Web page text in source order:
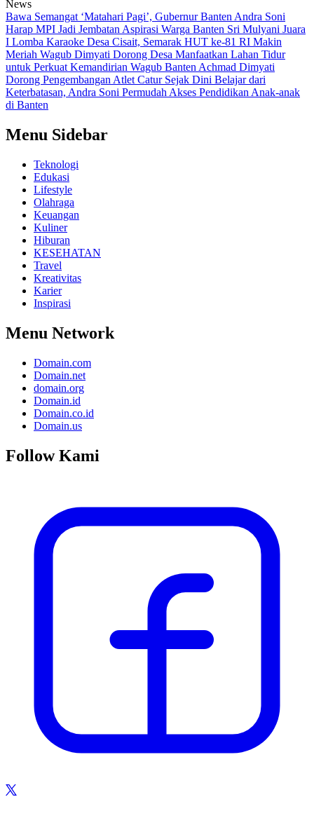
News
Bawa Semangat ‘Matahari Pagi’, Gubernur Banten Andra Soni
Harap MPI Jadi Jembatan Aspirasi Warga Banten Sri Mulyani Juara
I Lomba Karaoke Desa Cisait, Semarak HUT ke-81 RI Makin
Meriah Wagub Dimyati Dorong Desa Manfaatkan Lahan Tidur
untuk Perkuat Kemandirian Wagub Banten Achmad Dimyati
Dorong Pengembangan Atlet Catur Sejak Dini Belajar dari
Keterbatasan, Andra Soni Permudah Akses Pendidikan Anak-anak
di Banten
Menu Sidebar
Teknologi
Edukasi
Lifestyle
Olahraga
Keuangan
Kuliner
Hiburan
KESEHATAN
Travel
Kreativitas
Karier
Inspirasi
Menu Network
Domain.com
Domain.net
domain.org
Domain.id
Domain.co.id
Domain.us
Follow Kami